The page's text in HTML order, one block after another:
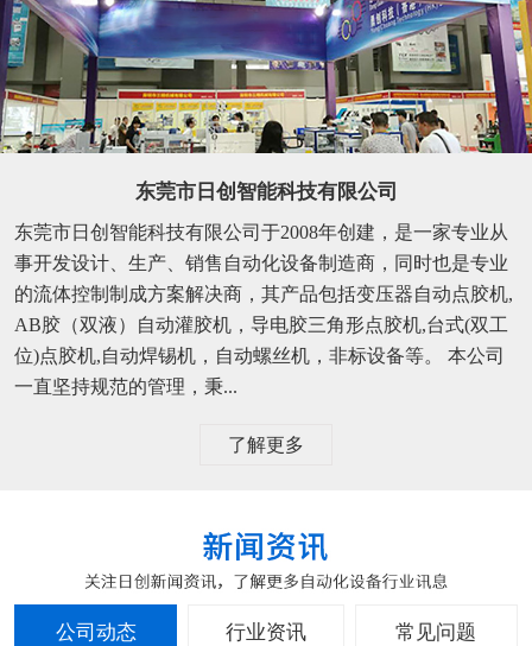
东莞市日创智能科技有限公司
东莞市日创智能科技有限公司于2008年创建，是一家专业从
事开发设计、生产、销售自动化设备制造商，同时也是专业
的流体控制制成方案解决商，其产品包括变压器自动点胶机,
AB胶（双液）自动灌胶机，导电胶三角形点胶机,台式(双工
位)点胶机,自动焊锡机，自动螺丝机，非标设备等。 本公司
一直坚持规范的管理，秉...
了解更多
公司动态 行业资讯 常见问题